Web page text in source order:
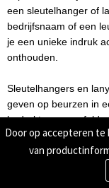
een sleutelhanger of
bedrijfsnaam of een
je een unieke indruk
onthouden.
Sleutelhangers en
geven op beurzen in
bedrukte pen en
Reclame. Wij maken
van dat je zo kan
Door op accepteren te
van